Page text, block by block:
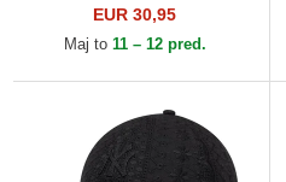
Cord Los Angeles Dodgers
MLB New Era
EUR 30,95
Maj to 11 – 12 pred.